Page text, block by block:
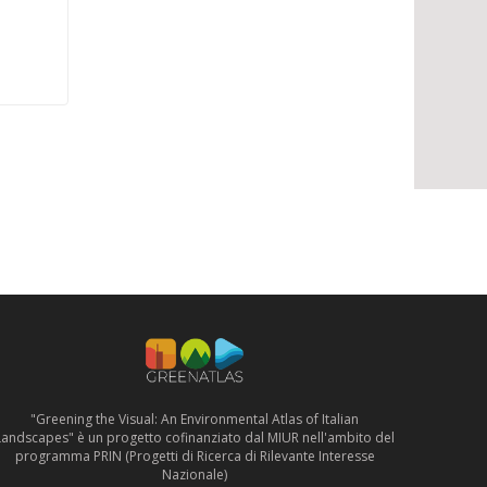
"Greening the Visual: An Environmental Atlas of Italian
è un progetto cofinanziato dal MIUR nell'ambito del
programma PRIN (Progetti di Ricerca di Rilevante Interesse
Nazionale)